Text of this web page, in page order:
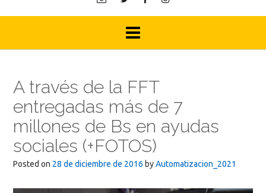
A través de la FFT
entregadas más de 7
millones de Bs en ayudas
sociales (+FOTOS)
Posted on 28 de diciembre de 2016 byAutomatizacion_2021